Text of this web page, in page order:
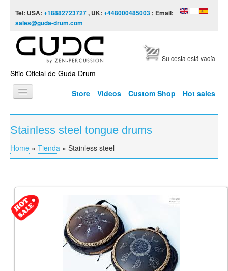
Tel: USA: +18882723727, UK: +448000485003 ; Email:
sales@guda-drum.com
Sitio Oficial de Guda Drum
Su cesta está vacía
Store Videos Custom Shop Hot sales
INICIO
TIPOS DE GUDA
DISEÑOS
VÍDEOS
Stainless steel tongue drums
You are here
Home » Tienda » Stainless steel